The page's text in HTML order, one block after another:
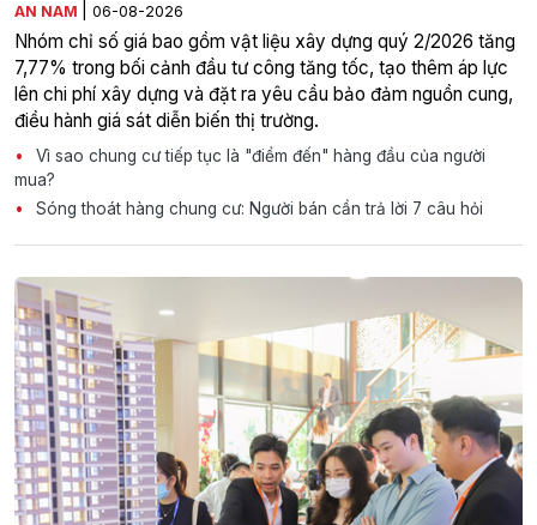
AN NAM 06-08-2026
Nhóm chỉ số giá bao gồm vật liệu xây dựng quý 2/2026 tăng
7,77% trong bối cảnh đầu tư công tăng tốc, tạo thêm áp lực
lên chi phí xây dựng và đặt ra yêu cầu bảo đảm nguồn cung,
điều hành giá sát diễn biến thị trường.
Vì sao chung cư tiếp tục là "điểm đến" hàng đầu của người
mua?
Sóng thoát hàng chung cư: Người bán cần trả lời 7 câu hỏi